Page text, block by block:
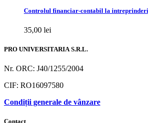
Controlul financiar-contabil la
35,00 lei
PRO UNIVERSITARIA S.R.L.
Nr. ORC: J40/1255/2004
CIF: RO16097580
Condiții generale de vânzare